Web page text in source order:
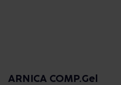
ARNICA COMP.Gel